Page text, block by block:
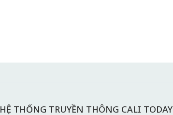
HỆ THỐNG TRUYỀN THÔNG CALI TODAY